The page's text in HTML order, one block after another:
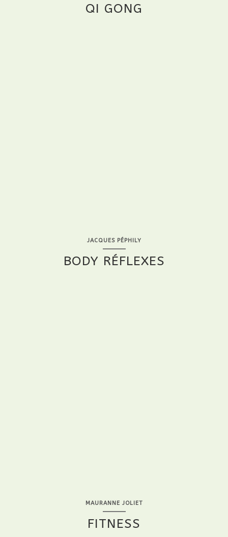
QI GONG
JACQUES PÉPHILY
BODY RÉFLEXES
MAURANNE JOLIET
FITNESS